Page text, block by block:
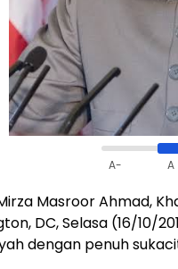
A- A
Masroor Ahmad,
DC, Selasa (16/10/
dengan penuh